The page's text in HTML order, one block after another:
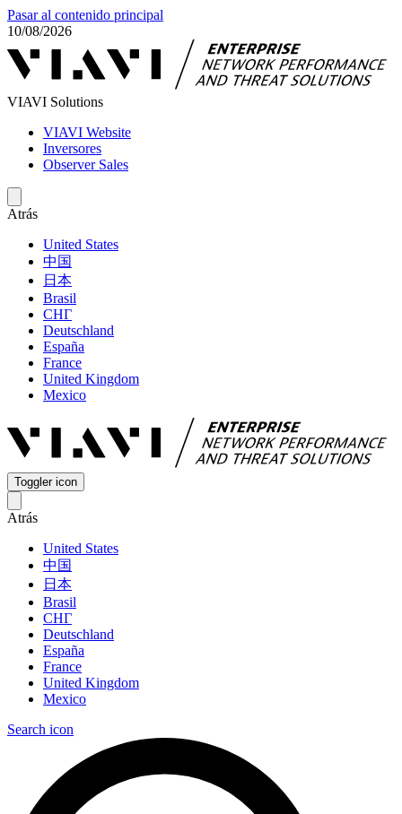
Pasar al contenido principal
10/08/2026
VIAVI Solutions
VIAVI Website
Inversores
Observer Sales
Atrás
United States
中国
日本
Brasil
СНГ
Deutschland
España
France
United Kingdom
Mexico
Toggler icon
Atrás
United States
中国
日本
Brasil
СНГ
Deutschland
España
France
United Kingdom
Mexico
Search icon